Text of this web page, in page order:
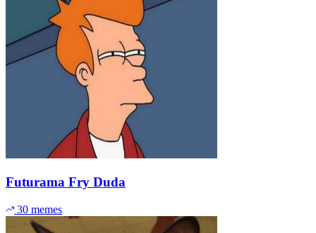
Futurama Fry Duda
30 memes